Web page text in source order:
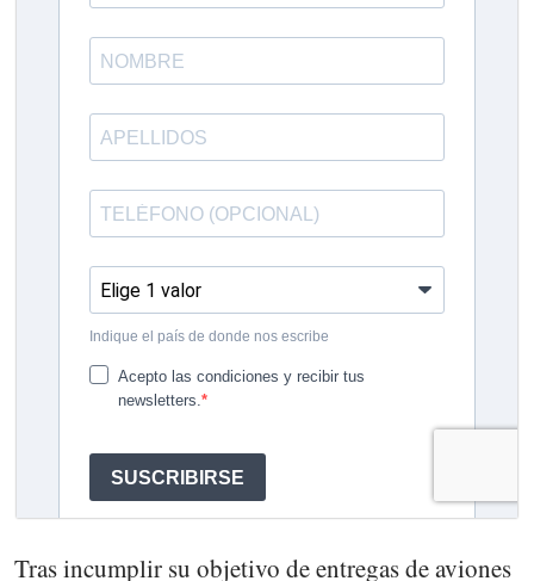
Tras incumplir su objetivo de entregas de aviones